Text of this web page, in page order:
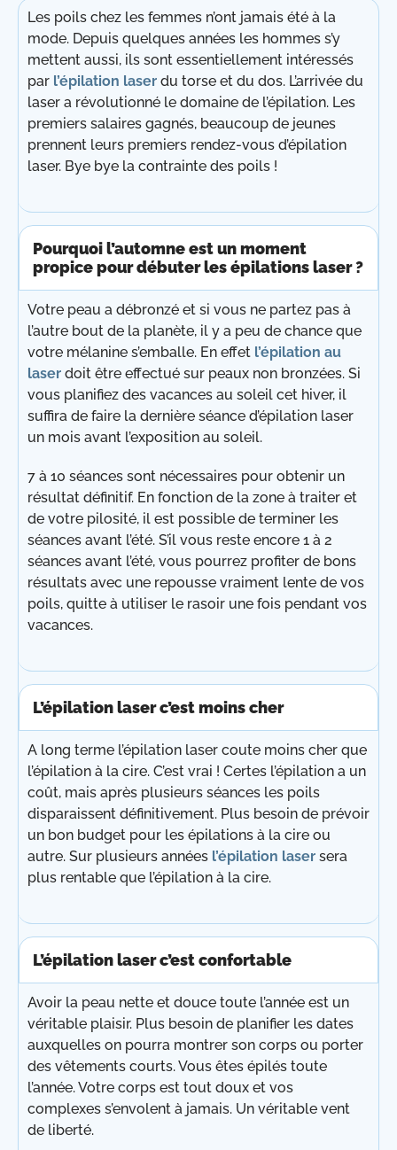
Les poils chez les femmes n’ont jamais été à la
mode. Depuis quelques années les hommes s’y
mettent aussi, ils sont essentiellement intéressés
par l’épilation laser du torse et du dos. L’arrivée du
laser a révolutionné le domaine de l’épilation. Les
premiers salaires gagnés, beaucoup de jeunes
prennent leurs premiers rendez-vous d’épilation
laser. Bye bye la contrainte des poils !
Pourquoi l’automne est un moment
propice pour débuter les épilations laser ?
Votre peau a débronzé et si vous ne partez pas à
l’autre bout de la planète, il y a peu de chance que
votre mélanine s’emballe. En effet l’épilation au
laser doit être effectué sur peaux non bronzées. Si
vous planifiez des vacances au soleil cet hiver, il
suffira de faire la dernière séance d’épilation laser
un mois avant l’exposition au soleil.
7 à 10 séances sont nécessaires pour obtenir un
résultat définitif. En fonction de la zone à traiter et
de votre pilosité, il est possible de terminer les
séances avant l’été. S’il vous reste encore 1 à 2
séances avant l’été, vous pourrez profiter de bons
résultats avec une repousse vraiment lente de vos
poils, quitte à utiliser le rasoir une fois pendant vos
vacances.
L’épilation laser c’est moins cher
A long terme l’épilation laser coute moins cher que
l’épilation à la cire. C’est vrai ! Certes l’épilation a un
coût, mais après plusieurs séances les poils
disparaissent définitivement. Plus besoin de prévoir
un bon budget pour les épilations à la cire ou
autre. Sur plusieurs années l’épilation laser sera
plus rentable que l’épilation à la cire.
L’épilation laser c’est confortable
Avoir la peau nette et douce toute l’année est un
véritable plaisir. Plus besoin de planifier les dates
auxquelles on pourra montrer son corps ou porter
des vêtements courts. Vous êtes épilés toute
l’année. Votre corps est tout doux et vos
complexes s’envolent à jamais. Un véritable vent
de liberté.